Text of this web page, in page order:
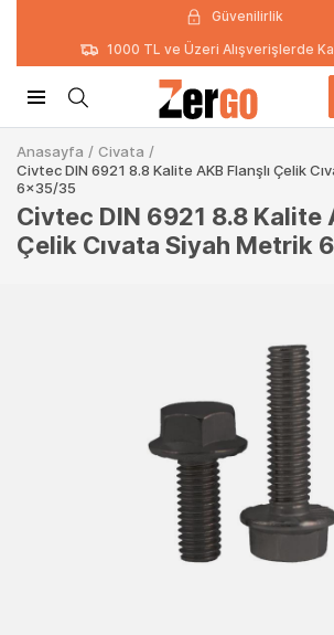
Güvenilirlik
1000 TL ve Üzeri Alışverişlerde
Anasayfa / Civata /
Civtec DIN 6921 8.8 Kalite AKB Flanşlı Çelik
6x35/35
Civtec DIN 6921 8.8 Kalite
Çelik Cıvata Siyah Metrik